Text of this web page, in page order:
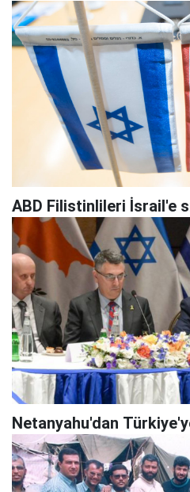
ABD Filistinlileri İsrail'e
Netanyahu'dan